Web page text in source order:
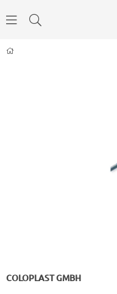
COLOPLAST GMBH